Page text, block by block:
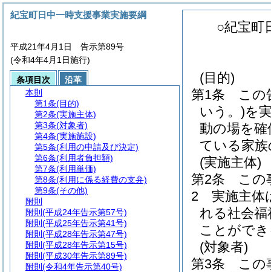
○紀宝町
(目的)
第1条
この
いう。)を
動の場を
ている家
(実施主体)
第2条
この
2
実施主体
れる社会福
ことがで
(対象者)
第3条
この
紀宝町日中一時支援事業実施要綱
平成21年4月1日 告示第89号
(令和4年4月1日施行)
条項目次
沿革
本則
第1条(目的)
第2条(実施主体)
第3条(対象者)
第4条(実施施設)
第5条(利用の申請及び決定)
第6条(利用者負担額)
第7条(利用単価)
第8条(利用に係る経費の支弁)
第9条(その他)
附則
附則 (平成24年告示第57号)
附則 (平成25年告示第41号)
附則 (平成28年告示第47号)
附則 (平成28年告示第15号)
附則 (平成30年告示第89号)
附則 (令和4年告示第40号)